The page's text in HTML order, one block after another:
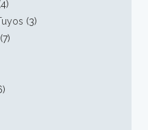
(3)
(7)